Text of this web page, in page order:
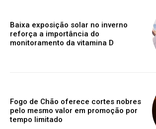
Baixa exposição solar no inverno
reforça a importância do
monitoramento da vitamina D
Fogo de Chão oferece cortes nobres
pelo mesmo valor em promoção por
tempo limitado